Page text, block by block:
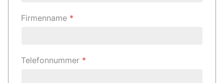
Firmenname *
Telefonnummer *